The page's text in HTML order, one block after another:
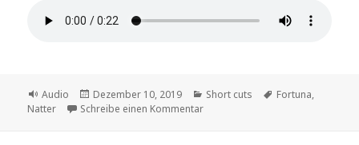
Format
Audio
Veröffentlicht
am
Dezember 10, 2019 Kategorien
Short cuts Schlagwörter
Fortuna,
Natter
Schreibe einen Kommentarzu die Fortunatter